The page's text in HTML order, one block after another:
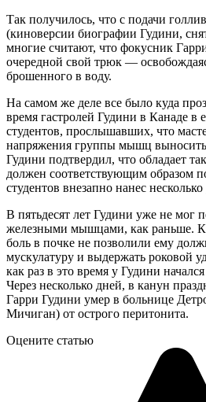
Так получилось, что с подачи
(киноверсии биографии Гудини,
многие считают, что фокусник
очередной свой трюк —
брошенного в воду.
На самом же деле все было куда
время гастролей Гудини в Канаде в
студентов, прослышавших, что
напряжения группы мышц
Гудини подтвердил, что обладает
должен соответствующим образом
студентов внезапно нанес
В пятьдесят лет Гудини уже не мог
железными мышцами, как раньше. К
боль в почке не позволили ему
мускулатуру и выдержать роковой
как раз в это время у Гудини
Через несколько дней, в канун
Гарри Гудини умер в больнице
Мичиган) от острого перитонита.
Оцените статью